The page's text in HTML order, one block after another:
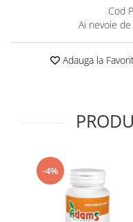
Supliment Vitamina E
Supliment Zinc
Cod
Ai nevoie
Adauga la
-4%